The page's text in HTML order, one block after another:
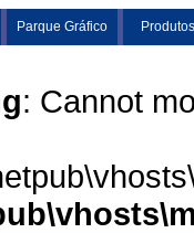
Parque Gráfico Produtos
: Cannot